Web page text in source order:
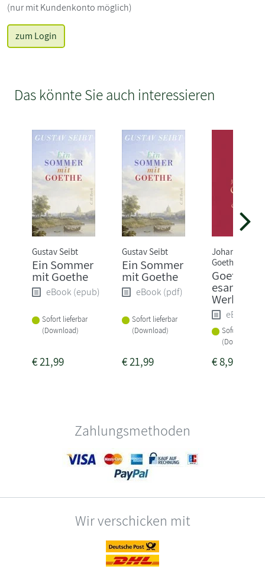
(nur mit Kundenkonto möglich)
zum Login
Das könnte Sie auch interessieren
Gustav Seibt
Ein Sommer
mit Goethe
eBook (epub)
Sofort lieferbar
(Download)
€21,99
Gustav Seibt
Ein Sommer
mit Goethe
eBook (pdf)
Sofort lieferbar
(Download)
€21,99
Johann
Goethe
Werke
eBook
Sofort
(Download)
€8,99
Zahlungsmethoden
Wir verschicken mit